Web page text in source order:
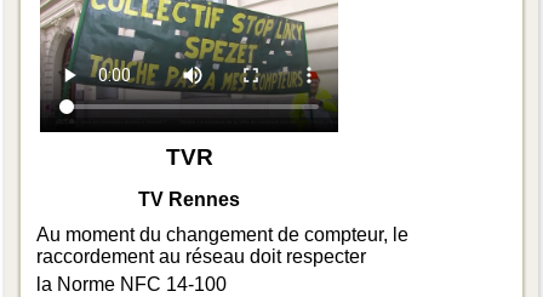
TVR
TV Rennes
Au moment du changement de compteur, le
raccordement au réseau doit respecter
la Norme NFC 14-100